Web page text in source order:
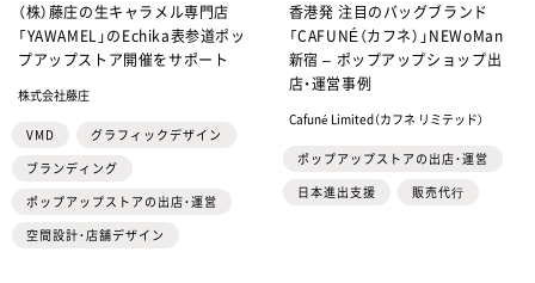
（株）藤庄の生キャラメル専門店
「YAWAMEL」のEchika表参道ポッ
プアップストア開催をサポート
株式会社藤庄
VMD
グラフィックデザイン
ブランディング
ポップアップストアの出店・運営
空間設計・店舗デザイン
香港発 注目のバッグブランド
「CAFUNÉ（カフネ）」NEWoMan
新宿 – ポップアップショップ出
店・運営事例
Cafuné Limited（カフネ リミテッド）
ポップアップストアの出店・運営
日本進出支援
販売代⾏